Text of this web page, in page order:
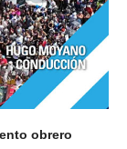
obrero